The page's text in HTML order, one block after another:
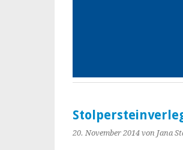
20. November 2014 von Jana